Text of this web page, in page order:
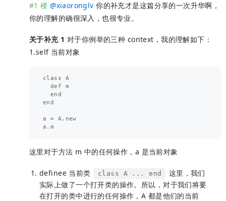
#1 楼 @xiaoronglv 你的补充才是这篇分享的一次升华啊，
你的理解的确很深入，也很专业。
关于补充 1 对于你例举的三种 context，我的理解如下：
1.self 当前对象
class A
  def m
  end
end
a = A.new
这里对于方法 m 中的任何操作，a 是当前对象
definee 当前类 class A ... end
这里，我们
实际上做了一个打开类的操作。所以，对于我们将要
在打开的类中进行的任何操作，A 都是他们的当前